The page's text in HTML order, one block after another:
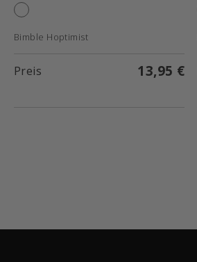
Bimble Hoptimist
Preis 13,95 €